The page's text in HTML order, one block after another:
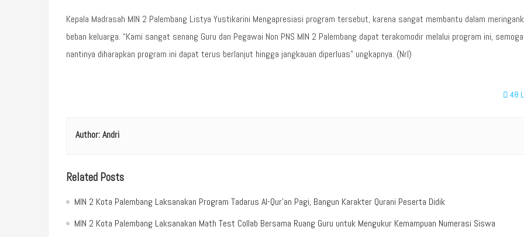
Kepala Madrasah MIN 2 Palembang Listya Yustikarini Mengapresiasi program tersebut, karena sangat membantu dalam
beban keluarga. “Kami sangat senang Guru dan Pegawai Non PNS MIN 2 Palembang dapat terakomodir melalui program ini, semoga
nantinya diharapkan program ini dapat terus berlanjut hingga jangkauan diperluas” ungkapnya. (Nrl)
48
Author:Andri
Related Posts
MIN 2 Kota Palembang Laksanakan Program Tadarus Al-Qur’an Pagi, Bangun Karakter Qurani Peserta Didik
MIN 2 Kota Palembang Laksanakan Math Test Collab Bersama Ruang Guru untuk Mengukur Kemampuan Numerasi Siswa